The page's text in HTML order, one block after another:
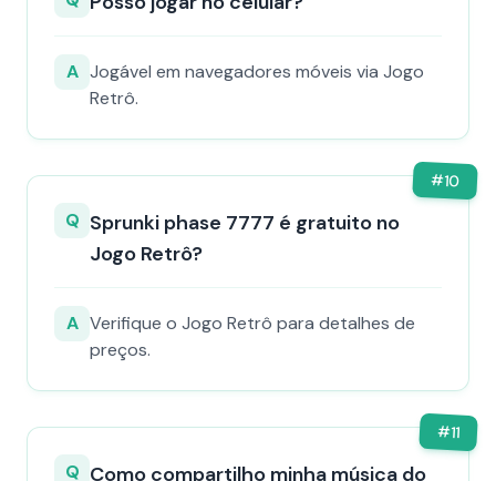
A Jogável em navegadores móveis via Jogo
Retrô.
#10
Q Sprunki phase 7777 é gratuito no
Jogo Retrô?
A Verifique o Jogo Retrô para detalhes de
preços.
#11
Q Como compartilho minha música do